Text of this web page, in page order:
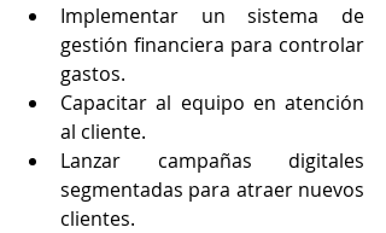
Implementar un sistema de
gestión financiera para controlar
gastos.
Capacitar al equipo en atención
al cliente.
Lanzar campañas digitales
segmentadas para atraer nuevos
clientes.